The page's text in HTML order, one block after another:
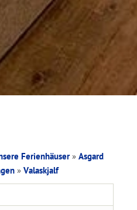
Ferienhäuser» Asgard
» Valaskjalf